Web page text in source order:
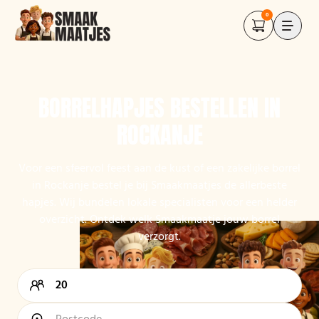
0
overzicht. Ontdek welk Smaakmaatje jouw borrel
verzorgt.